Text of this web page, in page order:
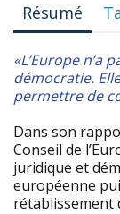
Résumé
«L’Europe n’a
démocratie.
permettre de
Dans son
Conseil de
juridique et
européenne
rétablissement